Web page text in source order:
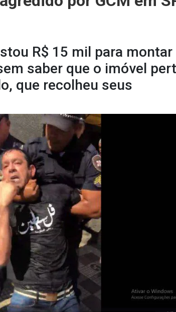
R$ 15 mil para montar
saber que o imóvel
que recolheu seus